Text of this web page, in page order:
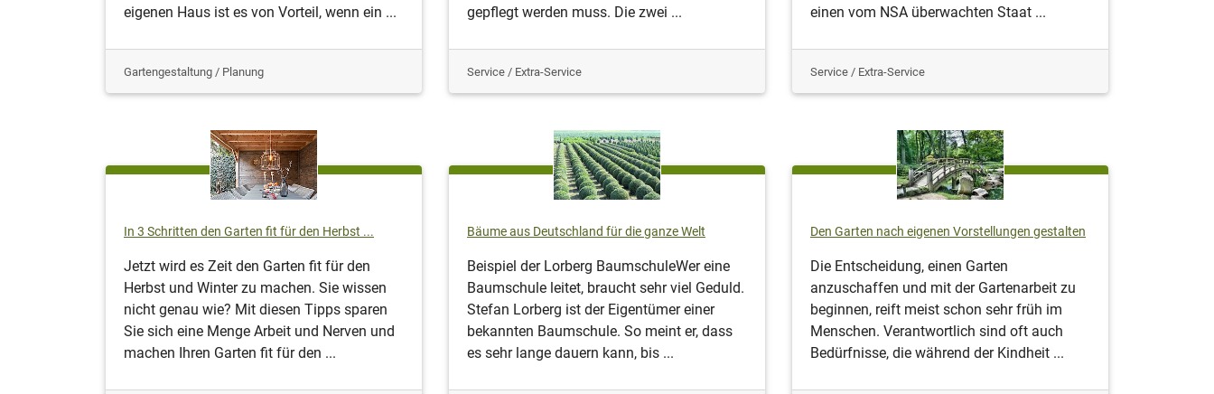
eigenen Haus ist es von Vorteil, wenn ein ...
Gartengestaltung / Planung
gepflegt werden muss. Die zwei ...
Service / Extra-Service
einen vom NSA überwachten Staat ...
Service / Extra-Service
In 3 Schritten den Garten fit für den Herbst ...
Jetzt wird es Zeit den Garten fit für den
Herbst und Winter zu machen. Sie wissen
nicht genau wie? Mit diesen Tipps sparen
Sie sich eine Menge Arbeit und Nerven und
machen Ihren Garten fit für den ...
Bäume aus Deutschland für die ganze Welt
Beispiel der Lorberg BaumschuleWer eine
Baumschule leitet, braucht sehr viel Geduld.
Stefan Lorberg ist der Eigentümer einer
bekannten Baumschule. So meint er, dass
es sehr lange dauern kann, bis ...
Den Garten nach eigenen Vorstellungen gestalten
Die Entscheidung, einen Garten
anzuschaffen und mit der Gartenarbeit zu
beginnen, reift meist schon sehr früh im
Menschen. Verantwortlich sind oft auch
Bedürfnisse, die während der Kindheit ...